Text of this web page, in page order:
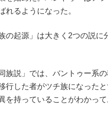
れるようになった。
の起源」は大きく2つの説
族説」では、バントゥー系
行した者がツチ族になった
を持っていることがわかっ